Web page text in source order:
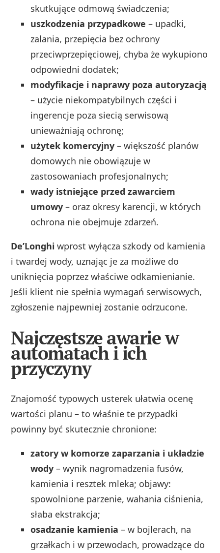
skutkujące odmową świadczenia;
uszkodzenia przypadkowe – upadki,
zalania, przepięcia bez ochrony
przeciwprzepięciowej, chyba że wykupiono
odpowiedni dodatek;
modyfikacje i naprawy poza autoryzacją
– użycie niekompatybilnych części i
ingerencje poza siecią serwisową
unieważniają ochronę;
użytek komercyjny – większość planów
domowych nie obowiązuje w
zastosowaniach profesjonalnych;
wady istniejące przed zawarciem
umowy – oraz okresy karencji, w których
ochrona nie obejmuje zdarzeń.
De’Longhi wprost wyłącza szkody od kamienia
i twardej wody, uznając je za możliwe do
uniknięcia poprzez właściwe odkamienianie.
Jeśli klient nie spełnia wymagań serwisowych,
zgłoszenie najpewniej zostanie odrzucone.
Najczęstsze awarie w
automatach i ich
przyczyny
Znajomość typowych usterek ułatwia ocenę
wartości planu – to właśnie te przypadki
powinny być skutecznie chronione:
zatory w komorze zaparzania i układzie
wody – wynik nagromadzenia fusów,
kamienia i resztek mleka; objawy:
spowolnione parzenie, wahania ciśnienia,
słaba ekstrakcja;
osadzanie kamienia – w bojlerach, na
grzałkach i w przewodach, prowadzące do